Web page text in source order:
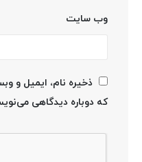
وب‌ سایت
ذخیره نام، ایمیل و
که دوباره دیدگاهی